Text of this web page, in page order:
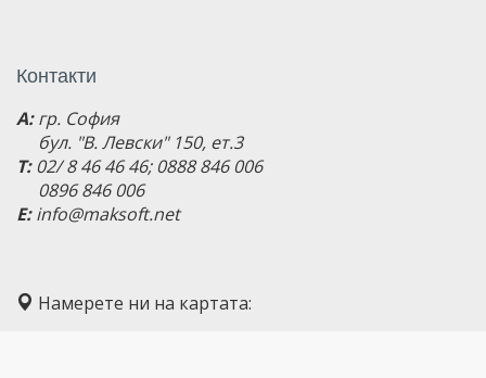
Контакти
A:гр. София
бул. "В. Левски" 150, ет.3
T:02/ 8 46 46 46; 0888 846 006
0896 846 006
E:info@maksoft.net
Намерете ни на картата: